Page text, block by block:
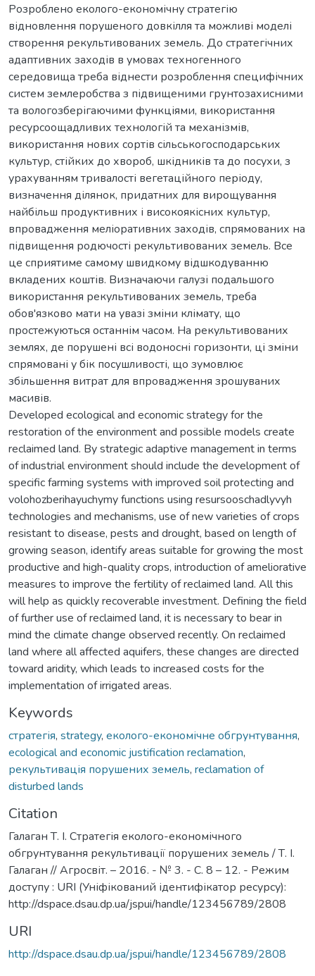
Розроблено еколого-економічну стратегію
відновлення порушеного довкілля та можливі моделі
створення рекультивованих земель. До стратегічних
адаптивних заходів в умовах техногенного
середовища треба віднести розроблення специфічних
систем землеробства з підвищеними грунтозахисними
та вологозберігаючими функціями, використання
ресурсоощадливих технологій та механізмів,
використання нових сортів сільськогосподарських
культур, стійких до хвороб, шкідників та до посухи, з
урахуванням тривалості вегетаційного періоду,
визначення ділянок, придатних для вирощування
найбільш продуктивних і високоякісних культур,
впровадження меліоративних заходів, спрямованих на
підвищення родючості рекультивованих земель. Все
це сприятиме самому швидкому відшкодуванню
вкладених коштів. Визначаючи галузі подальшого
використання рекультивованих земель, треба
обов'язково мати на увазі зміни клімату, що
простежуються останнім часом. На рекультивованих
землях, де порушені всі водоносні горизонти, ці зміни
спрямовані у бік посушливості, що зумовлює
збільшення витрат для впровадження зрошуваних
масивів.
Developed ecological and economic strategy for the
restoration of the environment and possible models create
reclaimed land. By strategic adaptive management in terms
of industrial environment should include the development of
specific farming systems with improved soil protecting and
volohozberihayuchymy functions using resursooschadlyvyh
technologies and mechanisms, use of new varieties of crops
resistant to disease, pests and drought, based on length of
growing season, identify areas suitable for growing the most
productive and high-quality crops, introduction of ameliorative
measures to improve the fertility of reclaimed land. All this
will help as quickly recoverable investment. Defining the field
of further use of reclaimed land, it is necessary to bear in
mind the climate change observed recently. On reclaimed
land where all affected aquifers, these changes are directed
toward aridity, which leads to increased costs for the
implementation of irrigated areas.
Keywords
стратегія, strategy, еколого-економічне обгрунтування,
ecological and economic justification reclamation,
рекультивація порушених земель, reclamation of
disturbed lands
Citation
Галаган Т. І. Стратегія еколого-економічного
обгрунтування рекультивації порушених земель / Т. І.
Галаган // Агросвіт. – 2016. - № 3. - С. 8 – 12. - Режим
доступу : URI (Уніфікований ідентифікатор ресурсу):
http://dspace.dsau.dp.ua/jspui/handle/123456789/2808
URI
http://dspace.dsau.dp.ua/jspui/handle/123456789/2808